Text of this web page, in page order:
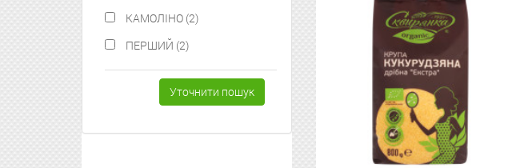
КАМОЛІНО (2)
ПЕРШИЙ (2)
Уточнити пошук